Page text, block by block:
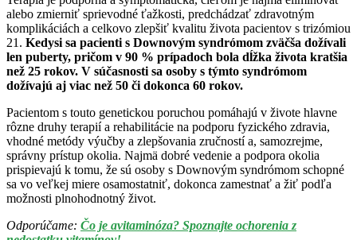
alebo zmierniť sprievodné ťažkosti, predchádzať zdravotným
komplikáciách a celkovo zlepšiť kvalitu života pacientov s trizómiou
21. Kedysi sa pacienti s Downovým syndrómom zväčša dožívali
len puberty, pričom v 90 % prípadoch bola dĺžka života kratšia
než 25 rokov. V súčasnosti sa osoby s týmto syndrómom
dožívajú aj viac než 50 či dokonca 60 rokov.
Pacientom s touto genetickou poruchou pomáhajú v živote hlavne
rôzne druhy terapií a rehabilitácie na podporu fyzického zdravia,
vhodné metódy výučby a zlepšovania zručností a, samozrejme,
správny prístup okolia. Najmä dobré vedenie a podpora okolia
prispievajú k tomu, že sú osoby s Downovým syndrómom schopné
sa vo veľkej miere osamostatniť, dokonca zamestnať a žiť podľa
možnosti plnohodnotný život.
Odporúčame: Čo je avitaminóza? Spoznajte ochorenia z